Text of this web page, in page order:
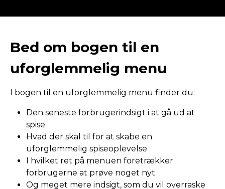
Bed om bogen til en
uforglemmelig menu
I bogen til en uforglemmelig menu finder du:
Den seneste forbrugerindsigt i at gå ud at
spise
Hvad der skal til for at skabe en
uforglemmelig spiseoplevelse
I hvilket ret på menuen foretrækker
forbrugerne at prøve noget nyt
Og meget mere indsigt, som du vil overraske